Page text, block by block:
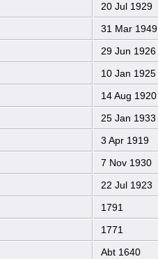
20 Jul 1929
31 Mar 1949
29 Jun 1926
10 Jan 1925
14 Aug 1920
25 Jan 1933
3 Apr 1919
7 Nov 1930
22 Jul 1923
1791
1771
Abt 1640